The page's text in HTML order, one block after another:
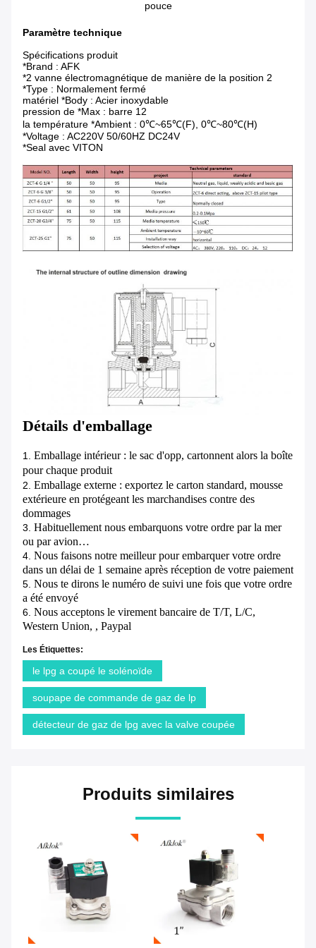
pouce
Paramètre technique
Spécifications produit
*Brand : AFK
*2 vanne électromagnétique de manière de la position 2
*Type : Normalement fermé
matériel *Body : Acier inoxydable
pression de *Max : barre 12
la température *Ambient : 0℃~65℃(F), 0℃~80℃(H)
*Voltage : AC220V 50/60HZ DC24V
*Seal avec VITON
Détails d'emballage
1. Emballage intérieur : le sac d'opp, cartonnent alors la boîte
pour chaque produit
2. Emballage externe : exportez le carton standard, mousse
extérieure en protégeant les marchandises contre des
dommages
3. Habituellement nous embarquons votre ordre par la mer
ou par avion…
4. Nous faisons notre meilleur pour embarquer votre ordre
dans un délai de 1 semaine après réception de votre paiement
5. Nous te dirons le numéro de suivi une fois que votre ordre
a été envoyé
6. Nous acceptons le virement bancaire de T/T, L/C,
Western Union, , Paypal
Les Étiquettes:
le lpg a coupé le solénoïde
soupape de commande de gaz de lp
détecteur de gaz de lpg avec la valve coupée
Produits similaires